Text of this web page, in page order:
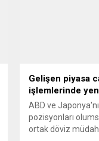
Gelişen piyasa
işlemlerinde
ABD ve
pozisyonları
ortak döviz